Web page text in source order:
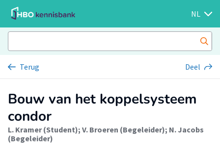
NL
Terug Deel
Bouw van het koppelsysteem
condor
L. Kramer (Student); V. Broeren (Begeleider); N. Jacobs
(Begeleider)